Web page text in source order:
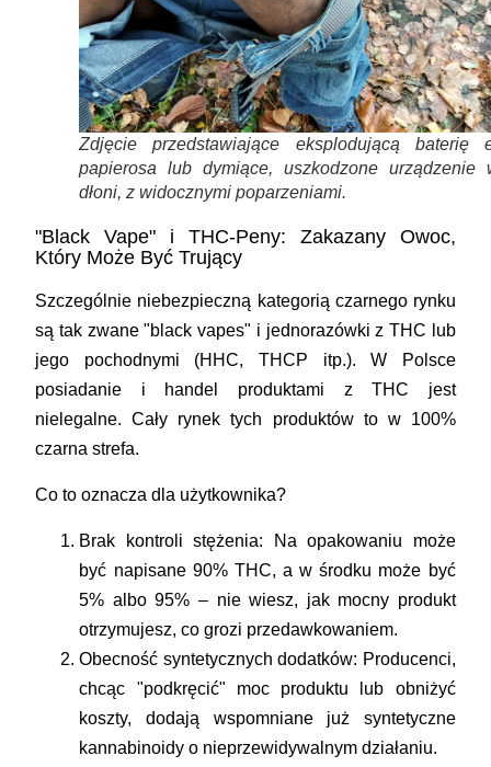
Zdjęcie przedstawiające eksplodującą baterię
papierosa lub dymiące, uszkodzone urządzenie
dłoni, z widocznymi poparzeniami.
"Black Vape" i THC-Peny: Zakazany Owoc,
Który Może Być Trujący
Szczególnie niebezpieczną kategorią czarnego rynku
są tak zwane "black vapes" i jednorazówki z THC lub
jego pochodnymi (HHC, THCP itp.). W Polsce
posiadanie i handel produktami z THC jest
nielegalne. Cały rynek tych produktów to w 100%
czarna strefa.
Co to oznacza dla użytkownika?
Brak kontroli stężenia: Na opakowaniu może
być napisane 90% THC, a w środku może być
5% albo 95% – nie wiesz, jak mocny produkt
otrzymujesz, co grozi przedawkowaniem.
Obecność syntetycznych dodatków: Producenci,
chcąc "podkręcić" moc produktu lub obniżyć
koszty, dodają wspomniane już syntetyczne
kannabinoidy o nieprzewidywalnym działaniu.